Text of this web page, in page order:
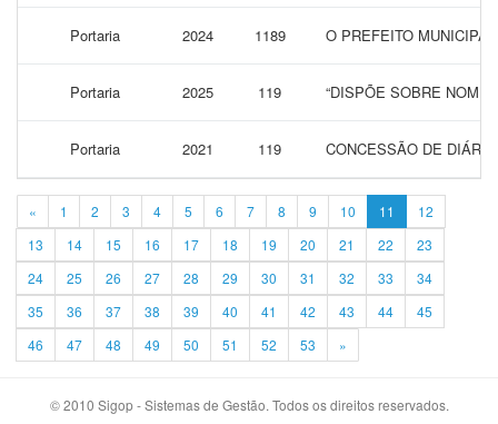
Portaria 2024 1189 O PREFEITO
Portaria 2025 119 “DISPÕE SOBRE
Portaria 2021 119 CONCESSÃO DE
« 1 2 3 4 5 6 7 8 9 10 11
12
13
14 15 16 17 18 19 20 21 22
23
24
25 26 27 28 29 30 31 32 33
34
35
36 37 38 39 40 41 42 43 44
45
46
47 48 49 50 51 52 53 »
© 2010 Sigop - Sistemas de Gestão. Todos os direitos reservados.